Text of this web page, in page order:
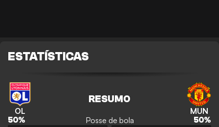
ESTATÍSTICAS
OL
RESUMO
MUN
50% Posse de bola 50%